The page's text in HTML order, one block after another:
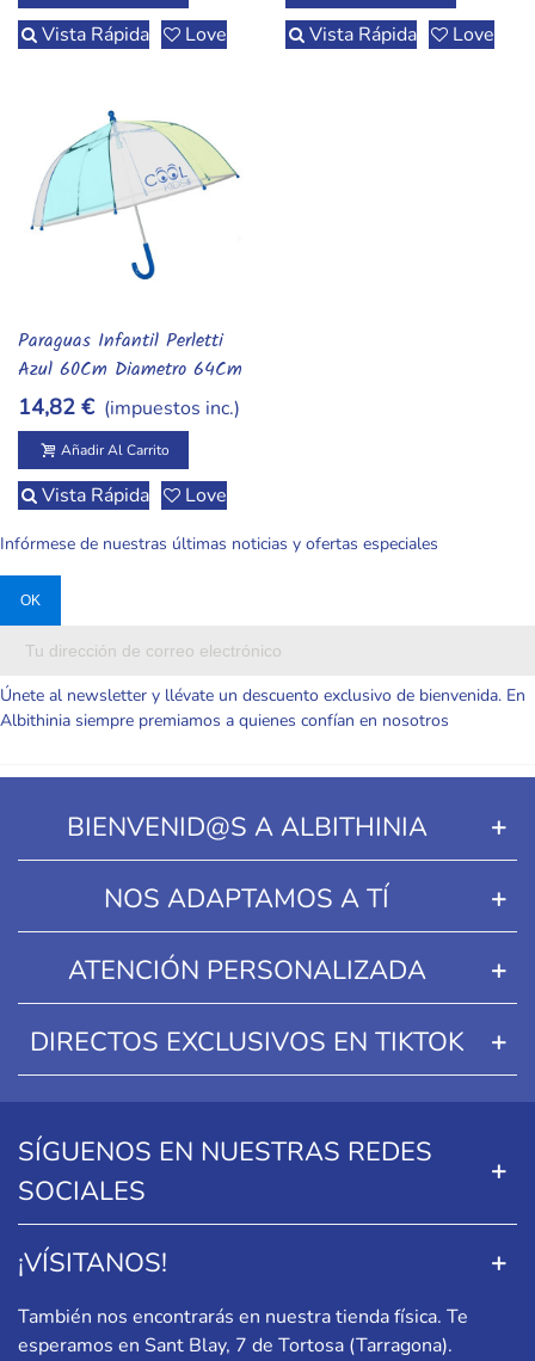
Vista Rápida Love Vista Rápida Love
Añadir Al Carrito
Paraguas Infantil Perletti
Azul 60Cm Diametro 64Cm
14,82 € (impuestos inc.)
Añadir Al Carrito
Vista Rápida Love
Infórmese de nuestras últimas noticias y ofertas especiales
Únete al newsletter y llévate un descuento exclusivo de bienvenida. En
Albithinia siempre premiamos a quienes confían en nosotros
BIENVENID@S A ALBITHINIA
NOS ADAPTAMOS A TÍ
ATENCIÓN PERSONALIZADA
DIRECTOS EXCLUSIVOS EN TIKTOK
SÍGUENOS EN NUESTRAS REDES
SOCIALES
¡VÍSITANOS!
También nos encontrarás en nuestra tienda física. Te
esperamos en Sant Blay, 7 de Tortosa (Tarragona).